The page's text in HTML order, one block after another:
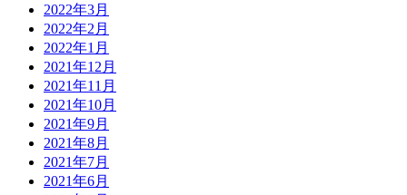
2022年3月
2022年2月
2022年1月
2021年12月
2021年11月
2021年10月
2021年9月
2021年8月
2021年7月
2021年6月